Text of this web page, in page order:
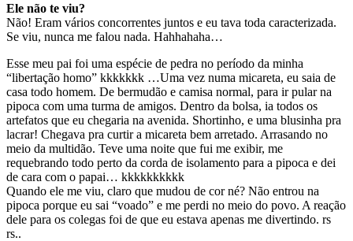
Ele não te viu?
Não! Eram vários concorrentes juntos e eu tava toda caracterizada.
Se viu, nunca me falou nada. Hahhahaha…
Esse meu pai foi uma espécie de pedra no período da minha
“libertação homo” kkkkkkk …Uma vez numa micareta, eu saia de
casa todo homem. De bermudão e camisa normal, para ir pular na
pipoca com uma turma de amigos. Dentro da bolsa, ia todos os
artefatos que eu chegaria na avenida. Shortinho, e uma blusinha pra
lacrar! Chegava pra curtir a micareta bem arretado. Arrasando no
meio da multidão. Teve uma noite que fui me exibir, me
requebrando todo perto da corda de isolamento para a pipoca e dei
de cara com o papai… kkkkkkkkkk
Quando ele me viu, claro que mudou de cor né? Não entrou na
pipoca porque eu sai “voado” e me perdi no meio do povo. A reação
dele para os colegas foi de que eu estava apenas me divertindo. rs
rs..